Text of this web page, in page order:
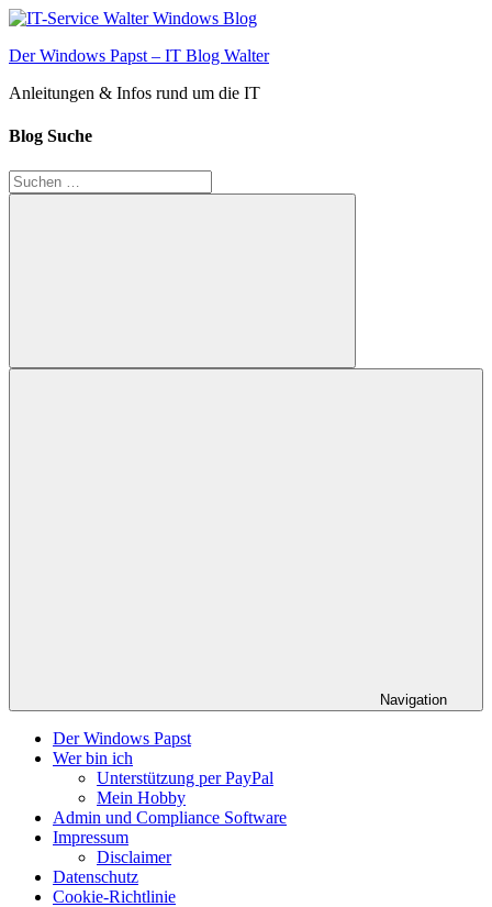
Zum
springen
Der Windows Papst – IT Blog Walter
Anleitungen & Infos rund um die IT
Blog Suche
Suchen
nach:
Suchen
Navigation
Der Windows Papst
Wer bin ich
Unterstützung per PayPal
Mein Hobby
Admin und Compliance Software
Impressum
Disclaimer
Datenschutz
Cookie-Richtlinie